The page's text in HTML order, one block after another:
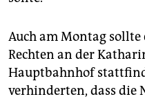
Auch am Montag
Rechten an der
Hauptbahnhof
verhinderten, dass die